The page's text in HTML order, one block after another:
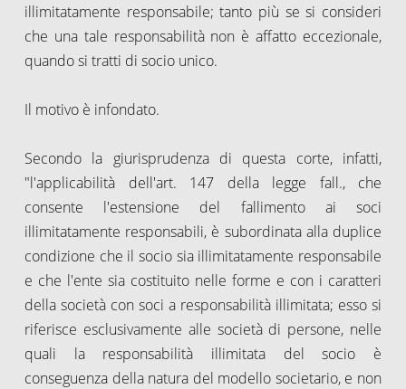
illimitatamente responsabile; tanto più se si consideri
che una tale responsabilità non è affatto eccezionale,
quando si tratti di socio unico.
Il motivo è infondato.
Secondo la giurisprudenza di questa corte, infatti,
"l'applicabilità dell'art. 147 della legge fall., che
consente l'estensione del fallimento ai soci
illimitatamente responsabili, è subordinata alla duplice
condizione che il socio sia illimitatamente responsabile
e che l'ente sia costituito nelle forme e con i caratteri
della società con soci a responsabilità illimitata; esso si
riferisce esclusivamente alle società di persone, nelle
quali la responsabilità illimitata del socio è
conseguenza della natura del modello societario, e non